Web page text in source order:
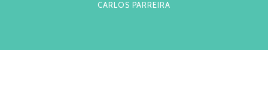
CARLOS PARREIRA